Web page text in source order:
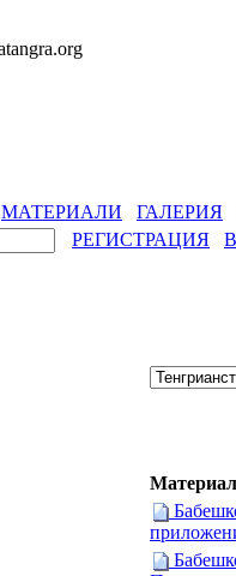
МАТЕРИАЛИ ГАЛЕРИЯ
РЕГИСТРАЦИЯ
Материал